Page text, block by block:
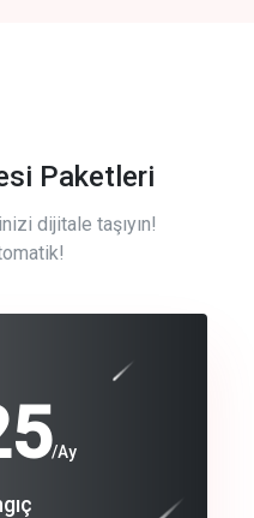
Paketleri
dijitale taşıyın!
/Ay